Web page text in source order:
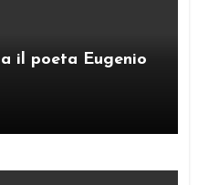
il poeta Eugenio